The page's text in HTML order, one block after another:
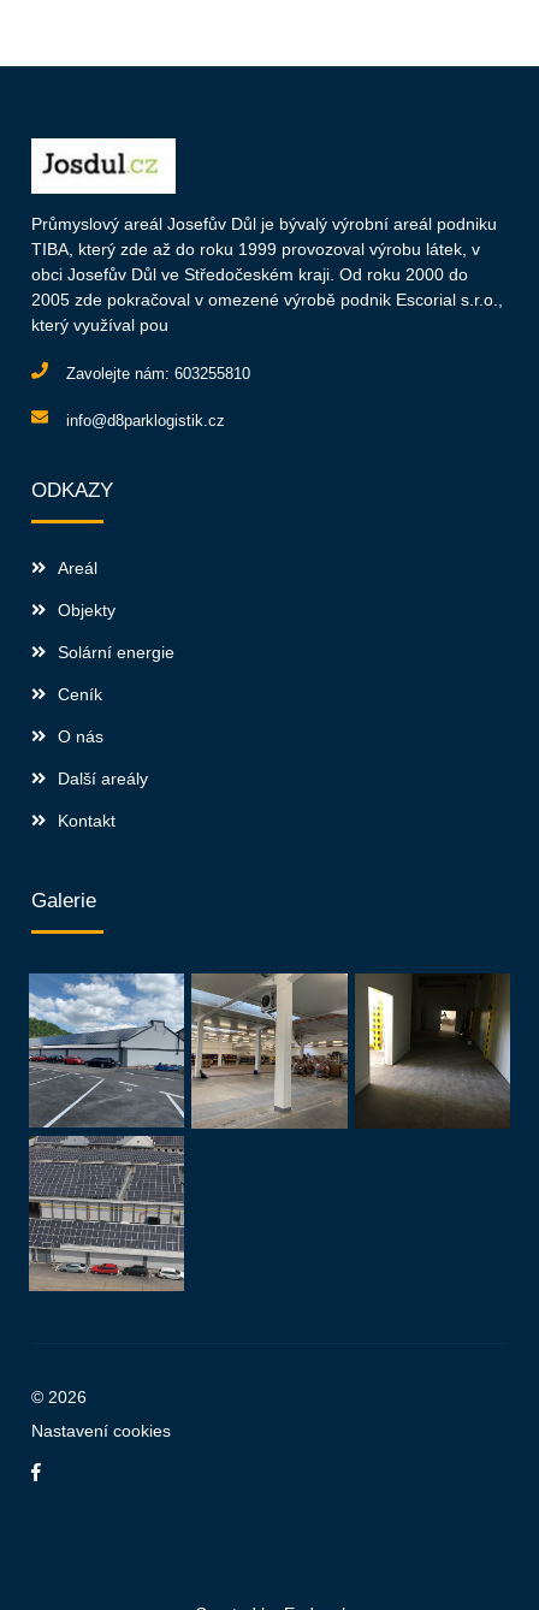
Průmyslový areál Josefův Důl je bývalý výrobní areál podniku
TIBA, který zde až do roku 1999 provozoval výrobu látek, v
obci Josefův Důl ve Středočeském kraji. Od roku 2000 do
2005 zde pokračoval v omezené výrobě podnik Escorial s.r.o.,
který využíval pou
Zavolejte nám:603255810
info@d8parklogistik.cz
ODKAZY
Areál
Objekty
Solární energie
Ceník
O nás
Další areály
Kontakt
Galerie
© 2026
Nastavení cookies